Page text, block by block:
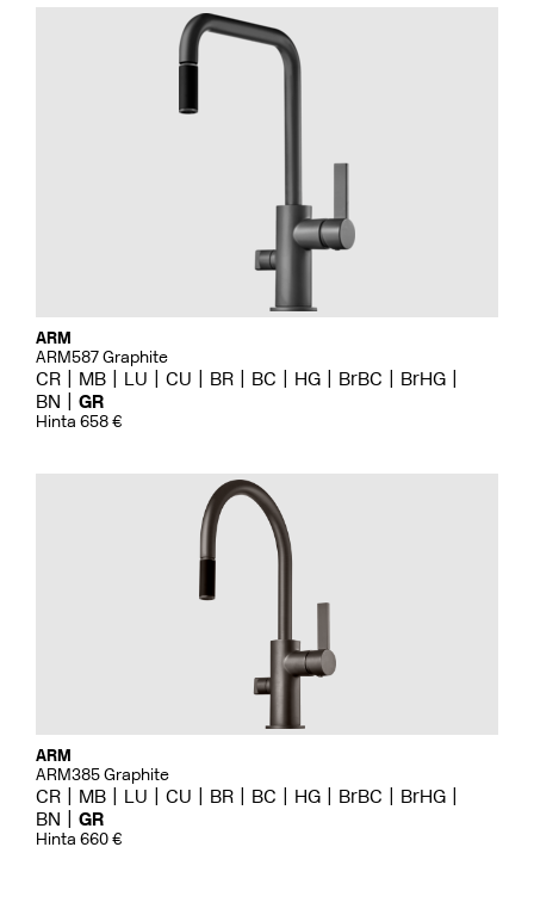
ARM
ARM587 Graphite
CR MB LU CU BR BC HG BrBC
BrHG
BN
GR
Hinta 658 €
ARM
ARM385 Graphite
CR MB LU CU BR BC HG BrBC
BrHG
BN
GR
Hinta 660 €